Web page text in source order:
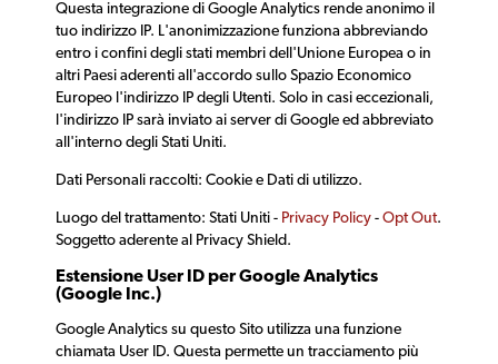
Questa integrazione di Google Analytics rende anonimo il
tuo indirizzo IP. L'anonimizzazione funziona abbreviando
entro i confini degli stati membri dell'Unione Europea o in
altri Paesi aderenti all'accordo sullo Spazio Economico
Europeo l'indirizzo IP degli Utenti. Solo in casi eccezionali,
l'indirizzo IP sarà inviato ai server di Google ed abbreviato
all'interno degli Stati Uniti.
Dati Personali raccolti: Cookie e Dati di utilizzo.
Luogo del trattamento: Stati Uniti - Privacy Policy - Opt Out.
Soggetto aderente al Privacy Shield.
Estensione User ID per Google Analytics
(Google Inc.)
Google Analytics su questo Sito utilizza una funzione
chiamata User ID. Questa permette un tracciamento più